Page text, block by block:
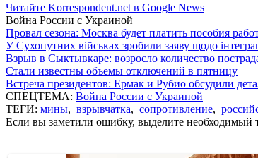
Читайте Korrespondent.net в Google News
Война России с Украиной
Провал сезона: Москва будет платить пособия
У Сухопутних військах зробили заяву щодо
Взрыв в Сыктывкаре: возросло количество
Стали известны объемы отключений в пятницу
Встреча президентов: Ермак и Рубио обсудили
СПЕЦТЕМА: Война России с Украиной
ТЕГИ: мины, взрывчатка, сопротивление,
Если вы заметили ошибку, выделите необходимый